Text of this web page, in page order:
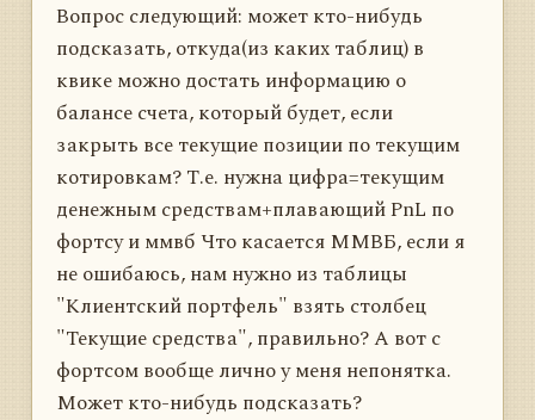
Вопрос следующий: может кто-нибудь
подсказать, откуда(из каких таблиц) в
квике можно достать информацию о
балансе счета, который будет, если
закрыть все текущие позиции по текущим
котировкам? Т.е. нужна цифра=текущим
денежным средствам+плавающий PnL по
фортсу и ммвб Что касается ММВБ, если я
не ошибаюсь, нам нужно из таблицы
"Клиентский портфель" взять столбец
"Текущие средства", правильно? А вот с
фортсом вообще лично у меня непонятка.
Может кто-нибудь подсказать?